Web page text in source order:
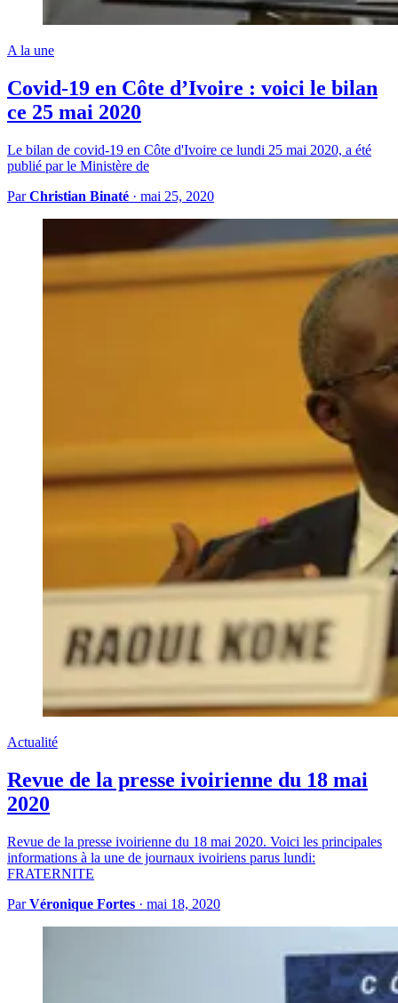
A la une
Covid-19 en Côte d’Ivoire : voici le bilan
ce 25 mai 2020
Le bilan de covid-19 en Côte d'Ivoire ce lundi 25 mai 2020, a été
publié par le Ministère de
ParChristian Binaté · mai 25, 2020
Actualité
Revue de la presse ivoirienne du 18 mai
2020
Revue de la presse ivoirienne du 18 mai 2020. Voici les principales
informations à la une de journaux ivoiriens parus lundi:
FRATERNITE
ParVéronique Fortes · mai 18, 2020